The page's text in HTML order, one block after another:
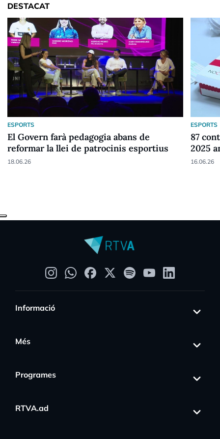
DESTACAT
ESPORTS
El Govern farà pedagogia abans de
reformar la llei de patrocinis esportius
18.06.26
ESPORTS
87
2025
16.06.26
Informació
Més
Programes
RTVA.ad